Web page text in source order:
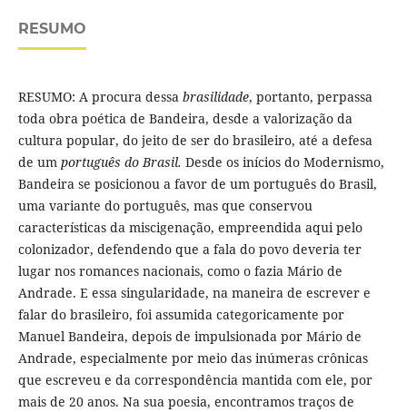
RESUMO
RESUMO: A procura dessa brasilidade, portanto, perpassa
toda obra poética de Bandeira, desde a valorização da
cultura popular, do jeito de ser do brasileiro, até a defesa
de um português do Brasil. Desde os inícios do Modernismo,
Bandeira se posicionou a favor de um português do Brasil,
uma variante do português, mas que conservou
características da miscigenação, empreendida aqui pelo
colonizador, defendendo que a fala do povo deveria ter
lugar nos romances nacionais, como o fazia Mário de
Andrade. E essa singularidade, na maneira de escrever e
falar do brasileiro, foi assumida categoricamente por
Manuel Bandeira, depois de impulsionada por Mário de
Andrade, especialmente por meio das inúmeras crônicas
que escreveu e da correspondência mantida com ele, por
mais de 20 anos. Na sua poesia, encontramos traços de